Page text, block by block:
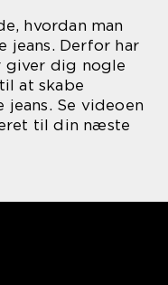
hvordan man
Derfor har
giver dig nogle
at skabe
Se videoen
til din næste